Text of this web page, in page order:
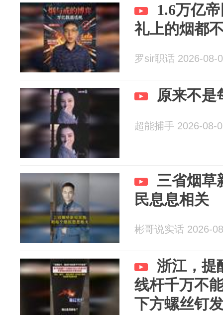
1.6万亿
礼上的烟都
罗sir职话 2026-08-
原来不是
超能捕手 2026-08-
三省烟草
民息息相关
彬哥说实话 2026-
浙江，提
线杆千万不
下方螺丝钉